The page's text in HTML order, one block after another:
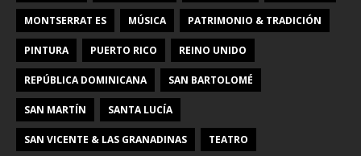
MONTSERRAT ES MÚSICA PATRIMONIO & TRADICIÓN
PINTURA PUERTO RICO REINO UNIDO
REPÚBLICA DOMINICANA SAN BARTOLOMÉ
SAN MARTÍN SANTA LUCÍA
SAN VICENTE & LAS GRANADINAS TEATRO